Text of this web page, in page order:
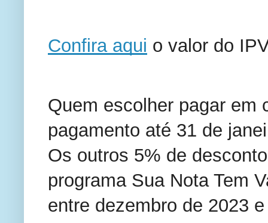
Confira aqui o valor do
Quem escolher pagar em
pagamento até 31 de
Os outros 5% de
programa Sua Nota Tem
entre dezembro de 2023